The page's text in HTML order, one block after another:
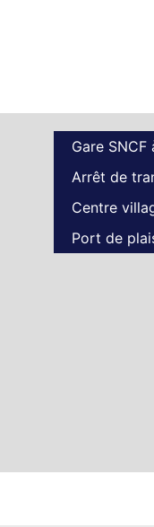
Gare
Arrêt de
Centre
Port de